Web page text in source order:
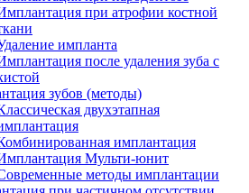
при атрофии костной
импланта
после удаления зуба с
зубов (методы)
двухэтапная
имплантация
Мульти-юнит
методы имплантации